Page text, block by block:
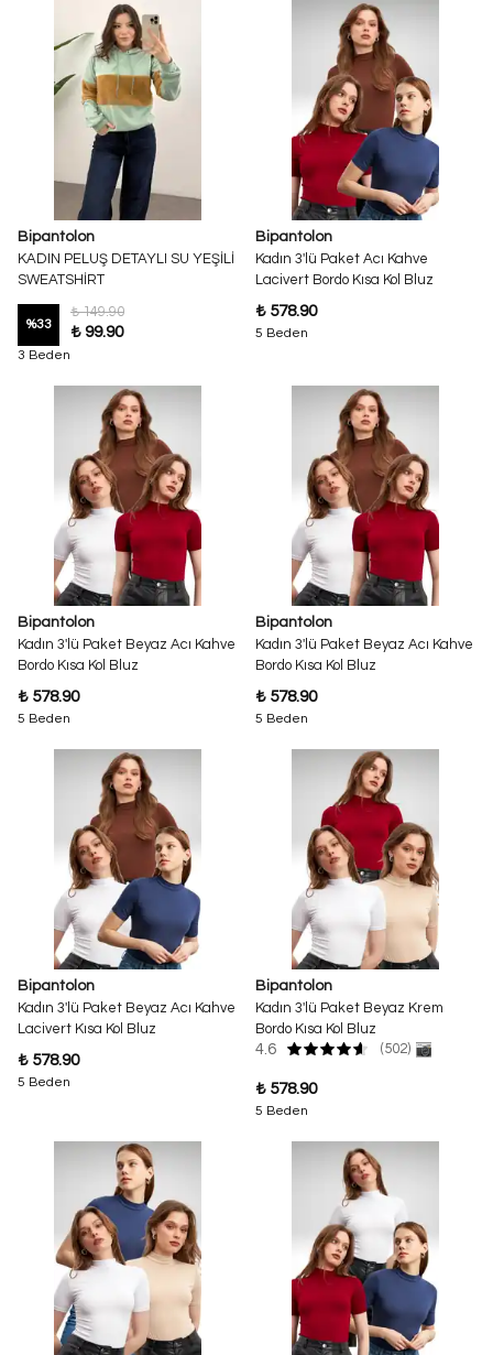
Bipantolon
KADIN PELUŞ DETAYLI SU YEŞİLİ
SWEATSHİRT
%33
₺ 149.90
₺ 99.90
3 Beden
Bipantolon
Kadın 3'lü Paket Acı Kahve
Lacivert Bordo Kısa Kol Bluz
₺ 578.90
5 Beden
Bipantolon
Kadın 3'lü Paket Beyaz Acı Kahve
Bordo Kısa Kol Bluz
₺ 578.90
5 Beden
Bipantolon
Kadın 3'lü Paket Beyaz Acı Kahve
Bordo Kısa Kol Bluz
₺ 578.90
5 Beden
Bipantolon
Kadın 3'lü Paket Beyaz Acı Kahve
Lacivert Kısa Kol Bluz
₺ 578.90
5 Beden
Bipantolon
Kadın 3'lü Paket Beyaz Krem
Bordo Kısa Kol Bluz
4.6 (502)
₺ 578.90
5 Beden